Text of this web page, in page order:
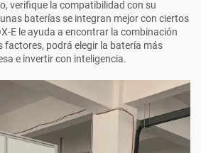
verifique la compatibilidad con su
baterías se integran mejor con ciertos
E le ayuda a encontrar la combinación
factores, podrá elegir la batería más
e invertir con inteligencia.